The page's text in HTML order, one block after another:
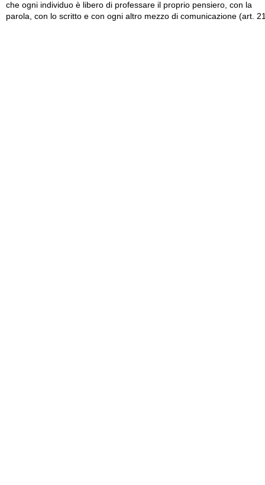
che ogni individuo è libero di professare il proprio pensiero, con la
parola, con lo scritto e con ogni altro mezzo di comunicazione (art.